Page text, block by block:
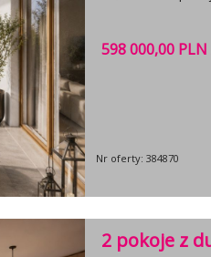
598 000,00 PLN
Nr oferty: 384870
2 pokoje z